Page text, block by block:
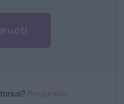
Prisijunkite